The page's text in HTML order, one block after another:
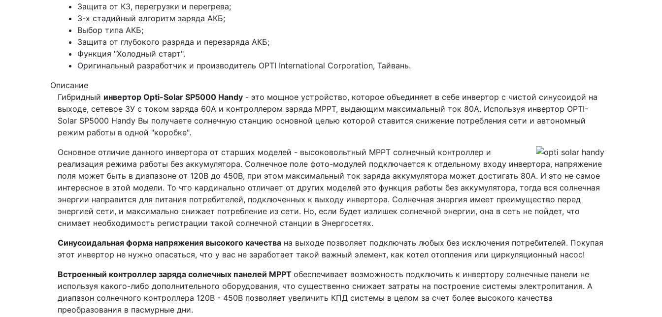
Защита от КЗ, перегрузки и перегрева;
3-х стадийный алгоритм заряда АКБ;
Выбор типа АКБ;
Защита от глубокого разряда и перезаряда АКБ;
Функция "Холодный старт".
Оригинальный разработчик и производитель OPTI International Corporation, Тайвань.
Описание
Гибридный инвертор Opti-Solar SP5000 Handy - это мощное устройство, которое объединяет в себе инвертор с чистой синусоидой на
выходе, сетевое ЗУ с током заряда 60А и контроллером заряда MPPT, выдающим максимальный ток 80А. Используя инвертор OPTI-
Solar SP5000 Handy Вы получаете солнечную станцию основной целью которой ставится снижение потребления сети и автономный
режим работы в одной "коробке".
Основное отличие данного инвертора от старших моделей - высоковольтный МРРТ солнечный контроллер и
реализация режима работы без аккумулятора. Солнечное поле фото-модулей подключается к отдельному входу инвертора, напряжение
поля может быть в диапазоне от 120В до 450В, при этом максимальный ток заряда аккумулятора может достигать 80А. И это не самое
интересное в этой модели. То что кардинально отличает от других моделей это функция работы без аккумулятора, тогда вся солнечная
энергии направится для питания потребителей, подключенных к выходу инвертора. Солнечная энергия имеет преимущество перед
энергией сети, и максимально снижает потребление из сети. Но, если будет излишек солнечной энергии, она в сеть не пойдет, что
снимает необходимость регистрации такой солнечной станции в Энергосетях.
Синусоидальная форма напряжения высокого качества на выходе позволяет подключать любых без исключения потребителей. Покупая
этот инвертор не нужно опасаться, что у вас не заработает такой важный элемент, как котел отопления или циркуляционный насос!
Встроенный контроллер заряда солнечных панелей МРРТ обеспечивает возможность подключить к инвертору солнечные панели не
используя какого-либо дополнительного оборудования, что существенно снижает затраты на построение системы электропитания. А
диапазон солнечного контроллера 120В - 450В позволяет увеличить КПД системы в целом за счет более высокого качества
преобразования в пасмурные дни.